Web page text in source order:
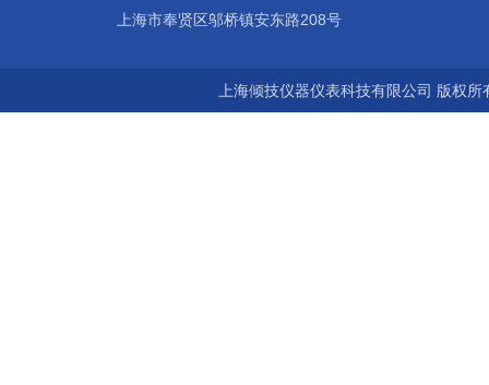
上海市奉贤区邬桥镇安东路208号
上海倾技仪器仪表科技有限公司 版权